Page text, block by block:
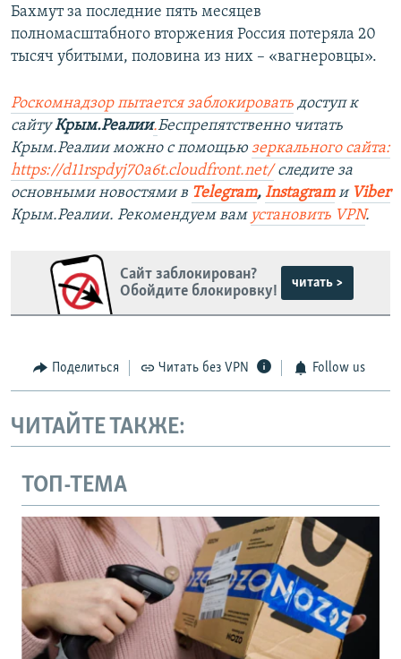
Бахмут за последние пять месяцев
полномасштабного вторжения Россия потеряла 20
тысяч убитыми, половина из них – «вагнеровцы».
Роскомнадзор пытается заблокировать доступ к
сайтуКрым.Реалии.Беспрепятственно читать
Крым.Реалии можно с помощью зеркального сайта:
https://d11rspdyj70a6t.cloudfront.net/следите за
основными новостями в Telegram, Instagramи Viber
Крым.Реалии. Рекомендуем вам установить VPN.
Сайт заблокирован?
Обойдите блокировку!
читать >
Поделиться Читать без VPN Follow us
ЧИТАЙТЕ ТАКЖЕ:
ТОП-ТЕМА